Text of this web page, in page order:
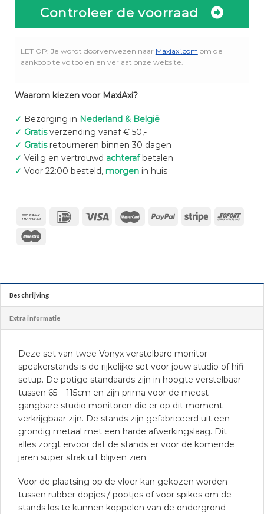
Controleer de voorraad
LET OP: Je wordt doorverwezen naar Maxiaxi.com om de
aankoop te voltooien en verlaat onze website.
Waarom kiezen voor MaxiAxi?
✓ Bezorging in Nederland & België
✓ Gratisverzending vanaf € 50,-
✓ Gratisretourneren binnen 30 dagen
✓ Veilig en vertrouwd achterafbetalen
✓ Voor 22:00 besteld, morgenin huis
Beschrijving
Extra informatie
Deze set van twee Vonyx verstelbare monitor
speakerstands is de rijkelijke set voor jouw studio of hifi
setup. De potige standaards zijn in hoogte verstelbaar
tussen 65 – 115cm en zijn prima voor de meest
gangbare studio monitoren die er op dit moment
verkrijgbaar zijn. De stands zijn gefabriceerd uit een
grondig metaal met een harde afwerkingslaag. Dit
alles zorgt ervoor dat de stands er voor de komende
jaren super strak uit blijven zien.
Voor de plaatsing op de vloer kan gekozen worden
tussen rubber dopjes / pootjes of voor spikes om de
stands los te kunnen koppelen van de ondergrond